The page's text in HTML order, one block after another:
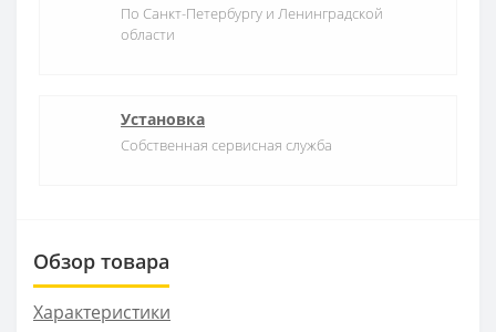
По Санкт-Петербургу и Ленинградской
области
Установка
Собственная сервисная служба
Обзор товара
Характеристики